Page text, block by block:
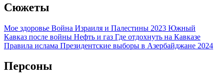
Сюжеты
Мое здоровье Война Израиля и Палестины 2023 Южный
Кавказ после войны Нефть и газ Где отдохнуть на Кавказе
Правила ислама Президентские выборы в Азербайджане 2024
Персоны